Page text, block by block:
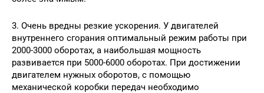
3. Очень вредны резкие ускорения. У двигателей
внутреннего сгорания оптимальный режим работы при
2000-3000 оборотах, а наибольшая мощность
развивается при 5000-6000 оборотах. При достижении
двигателем нужных оборотов, с помощью
механической коробки передач необходимо